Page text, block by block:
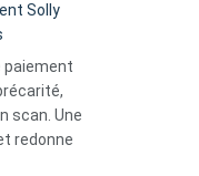
Solly
paiement
scan. Une
redonne